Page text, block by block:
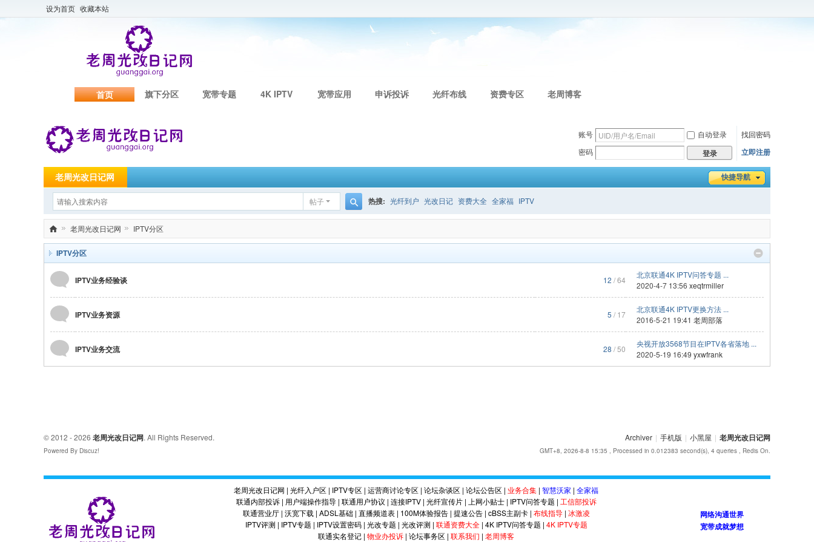
设为首页 收藏本站
首页 旗下分区 宽带专题 4K IPTV 宽带应用 申诉投诉 光纤布线 资费专区 老周博客
账号 自动登录
找回密码
密码
登录 立即注册
快捷导航
老周光改日记网
帖子
搜
索
热搜: 光纤到户 光改日记 资费大全 全家福 IPTV
老
周
光
日
网
老周光改日记网
›
IPTV分区
IPTV分区
IPTV业务经验谈 12 / 64
北京联通4K IPTV问答专题 ...
2020-4-7 13:56 xeqtrmiller
IPTV业务资源 5 / 17
北京联通4K IPTV更换方法 ...
2016-5-21 19:41 老周部落
IPTV业务交流 28 / 50
央视开放3568节目在IPTV各省落地 ...
2020-5-19 16:49 yxwfrank
Archiver | 手机版 | 小黑屋 | 老周光改日记网
GMT+8, 2026-8-8 15:35 , Processed in 0.012383 second(s), 4 queries , Redis On.
© 2012 - 2026 老周光改日记网. All Rights Reserved.
Powered By Discuz!
老周光改日记网 | 光纤入户区 | IPTV专区 | 运营商讨论专区 | 论坛杂谈区 | 论坛公告区 | 业务合集 | 智慧沃家 | 全家福
联通内部投诉| 用户端操作指导| 联通用户协议 | 连接IPTV| 光纤宣传片| 上网小贴士| IPTV问答专题 | 工信部投诉
联通营业厅| 沃宽下载| ADSL基础 | 直播频道表| 100M体验报告| 提速公告| cBSS主副卡| 布线指导| 冰激凌
IPTV评测 | IPTV专题 | IPTV设置密码| 光改专题 | 光改评测 | 联通资费大全| 4K IPTV问答专题 | 4K IPTV专题
联通实名登记 | 物业办投诉 | 论坛事务区 | 联系我们 | 老周博客
网络沟通世界
宽带成就梦想